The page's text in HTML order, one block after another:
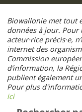
contenu
principal
Biowallonie met tout
données à jour. Pour
acteur·rice précis·e,
internet des
Commission
d’information, la
publient également
Pour plus
ici